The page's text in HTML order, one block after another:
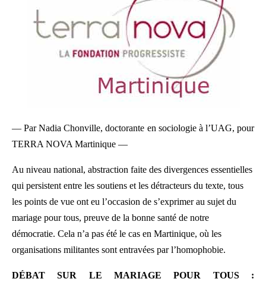
— Par Nadia Chonville, doctorante en sociologie à l’UAG, pour
TERRA NOVA Martinique —
Au niveau national, abstraction faite des divergences essentielles
qui persistent entre les soutiens et les détracteurs du texte, tous
les points de vue ont eu l’occasion de s’exprimer au sujet du
mariage pour tous, preuve de la bonne santé de notre
démocratie. Cela n’a pas été le cas en Martinique, où les
organisations militantes sont entravées par l’homophobie.
DÉBAT SUR LE MARIAGE POUR TOUS :